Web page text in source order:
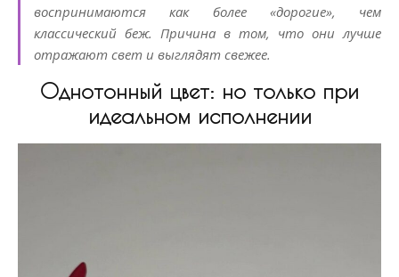
воспринимаются как более «дорогие», чем
классический беж. Причина в том, что они лучше
отражают свет и выглядят свежее.
Однотонный цвет: но только при
идеальном исполнении